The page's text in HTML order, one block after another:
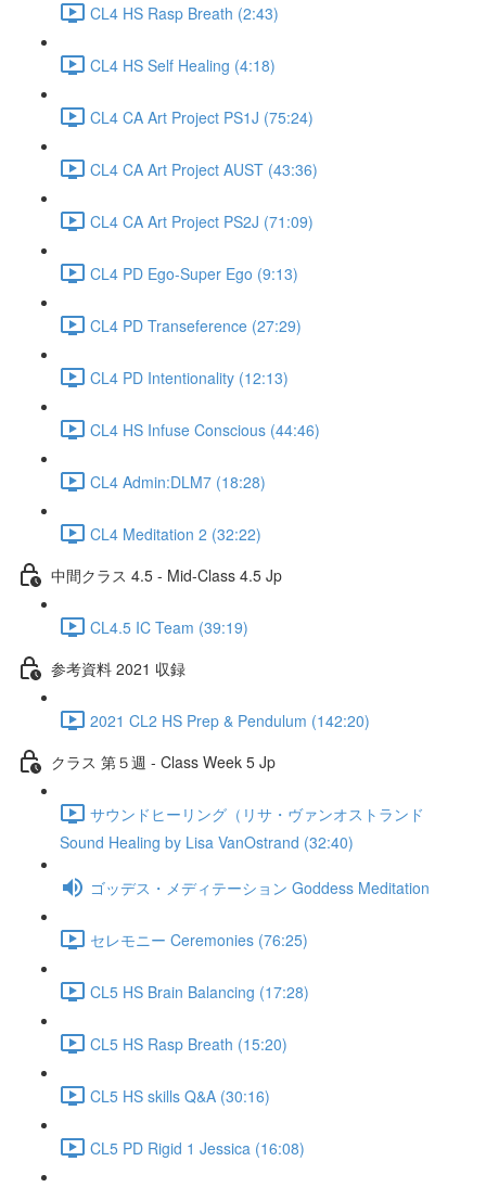
CL4 HS Rasp Breath (2:43)
CL4 HS Self Healing (4:18)
CL4 CA Art Project PS1J (75:24)
CL4 CA Art Project AUST (43:36)
CL4 CA Art Project PS2J (71:09)
CL4 PD Ego-Super Ego (9:13)
CL4 PD Transeference (27:29)
CL4 PD Intentionality (12:13)
CL4 HS Infuse Conscious (44:46)
CL4 Admin:DLM7 (18:28)
CL4 Meditation 2 (32:22)
中間クラス 4.5 - Mid-Class 4.5 Jp
CL4.5 IC Team (39:19)
参考資料 2021 収録
2021 CL2 HS Prep & Pendulum (142:20)
クラス 第５週 - Class Week 5 Jp
サウンドヒーリング（リサ・ヴァンオストランド
Sound Healing by Lisa VanOstrand (32:40)
ゴッデス・メディテーション Goddess Meditation
セレモニー Ceremonies (76:25)
CL5 HS Brain Balancing (17:28)
CL5 HS Rasp Breath (15:20)
CL5 HS skills Q&A (30:16)
CL5 PD Rigid 1 Jessica (16:08)